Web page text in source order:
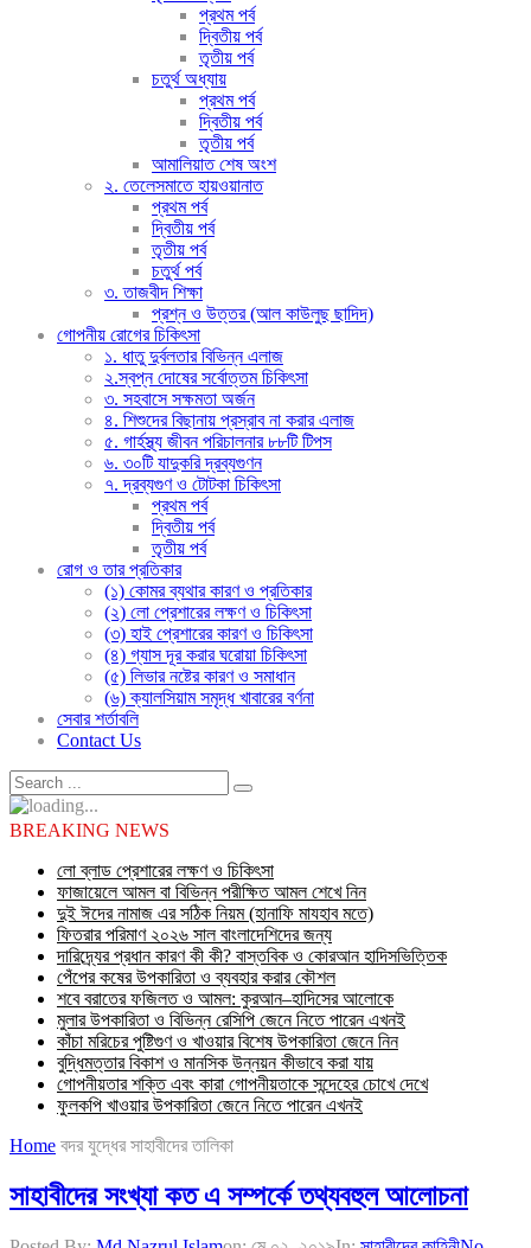
প্রথম পর্ব
দ্বিতীয় পর্ব
তৃতীয় পর্ব
চতুর্থ অধ্যায়
প্রথম পর্ব
দ্বিতীয় পর্ব
তৃতীয় পর্ব
আমালিয়াত শেষ অংশ
২. তেলেসমাতে হায়ওয়ানাত
প্রথম পর্ব
দ্বিতীয় পর্ব
তৃতীয় পর্ব
চতুর্থ পর্ব
৩. তাজবীদ শিক্ষা
প্রশ্ন ও উত্তর (আল কাউলুছ ছাদিদ)
গোপনীয় রোগের চিকিৎসা
১. ধাতু দুর্বলতার বিভিন্ন এলাজ
২.স্বপ্ন দোষের সর্বোত্তম চিকিৎসা
৩. সহবাসে সক্ষমতা অর্জন
৪. শিশুদের বিছানায় প্রস্রাব না করার এলাজ
৫. গার্হস্থ্য জীবন পরিচালনার ৮৮টি টিপস
৬. ৩০টি যাদুকরি দ্রব্যগুণন
৭. দ্রব্যগুণ ও টোটকা চিকিৎসা
প্রথম পর্ব
দ্বিতীয় পর্ব
তৃতীয় পর্ব
রোগ ও তার প্রতিকার
(১) কোমর ব্যথার কারণ ও প্রতিকার
(২) লো প্রেশারের লক্ষণ ও চিকিৎসা
(৩) হাই প্রেশারের কারণ ও চিকিৎসা
(৪) গ্যাস দূর করার ঘরোয়া চিকিৎসা
(৫) লিভার নষ্টের কারণ ও সমাধান
(৬) ক্যালসিয়াম সমৃদ্ধ খাবারের বর্ণনা
সেবার শর্তাবলি
Contact Us
BREAKING NEWS
লো ব্লাড প্রেশারের লক্ষণ ও চিকিৎসা
ফাজায়েলে আমল বা বিভিন্ন পরীক্ষিত আমল শেখে নিন
দুই ঈদের নামাজ এর সঠিক নিয়ম (হানাফি মাযহাব মতে)
ফিতরার পরিমাণ ২০২৬ সাল বাংলাদেশিদের জন্য
দারিদ্র্যের প্রধান কারণ কী কী? বাস্তবিক ও কোরআন হাদিসভিত্তিক
পেঁপের কষের উপকারিতা ও ব্যবহার করার কৌশল
শবে বরাতের ফজিলত ও আমল: কুরআন–হাদিসের আলোকে
মুলার উপকারিতা ও বিভিন্ন রেসিপি জেনে নিতে পারেন এখনই
কাঁচা মরিচের পুষ্টিগুণ ও খাওয়ার বিশেষ উপকারিতা জেনে নিন
বুদ্ধিমত্তার বিকাশ ও মানসিক উন্নয়ন কীভাবে করা যায়
গোপনীয়তার শক্তি এবং কারা গোপনীয়তাকে সন্দেহের চোখে দেখে
ফুলকপি খাওয়ার উপকারিতা জেনে নিতে পারেন এখনই
Home বদর যুদ্ধের সাহাবীদের তালিকা
সাহাবীদের সংখ্যা কত এ সম্পর্কে তথ্যবহুল আলোচনা